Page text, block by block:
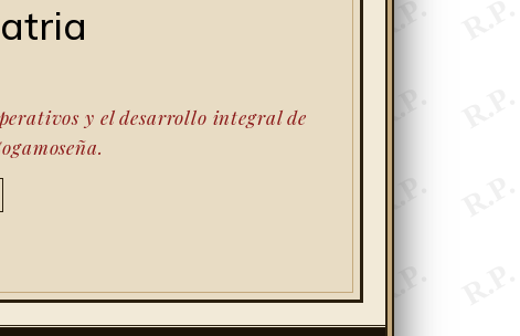
y el desarrollo integral de